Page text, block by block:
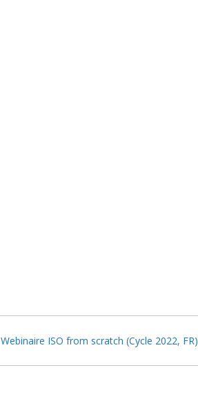
Webinaire ISO from scratch (Cycle 2022, FR)